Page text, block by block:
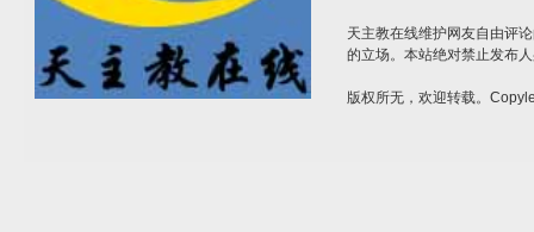
天主教在线维护网友自由评
的立场。本站绝对禁止发布
版权所无，欢迎转载。